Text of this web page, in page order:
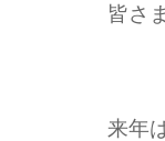
皆さ
来年